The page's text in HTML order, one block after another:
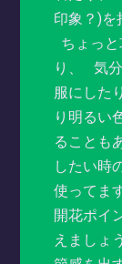
印象？)を
ちょっ
り、 気
服にした
り明るい
ることも
したい時
使ってま
開花ポイ
えましょ